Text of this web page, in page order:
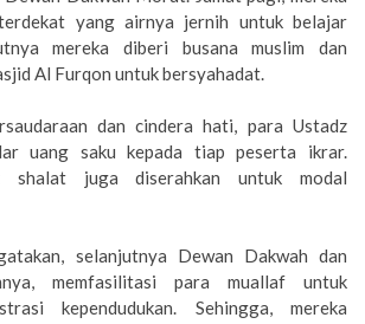
yang airnya jernih untuk belajar
mereka diberi busana muslim dan
Al Furqon untuk bersyahadat.
dan cindera hati, para Ustadz
uang saku kepada tiap peserta ikrar.
shalat juga diserahkan untuk modal
selanjutnya Dewan Dakwah dan
memfasilitasi para muallaf untuk
kependudukan. Sehingga, mereka